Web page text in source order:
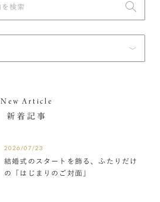
New Article
新着記事
2026/07/23
結婚式のスタートを飾る、ふたりだけ
の「はじまりのご対面」